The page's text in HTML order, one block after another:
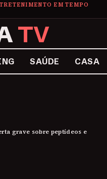
EM TEMPO
TV
SAÚDE CASA
grave sobre peptídeos e